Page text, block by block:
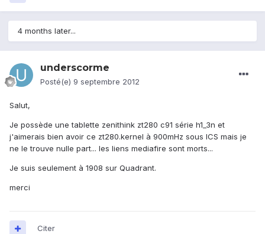
4 months later...
underscorme
Posté(e) 9 septembre 2012
Salut,
Je possède une tablette zenithink zt280 c91 série h1_3n et
j'aimerais bien avoir ce zt280.kernel à 900mHz sous ICS mais je
ne le trouve nulle part... les liens mediafire sont morts...
Je suis seulement à 1908 sur Quadrant.
merci
Citer